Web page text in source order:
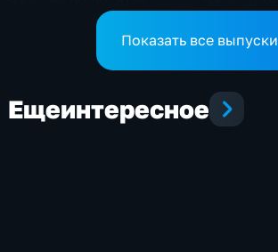
Показать все выпуски
Ещеинтересное